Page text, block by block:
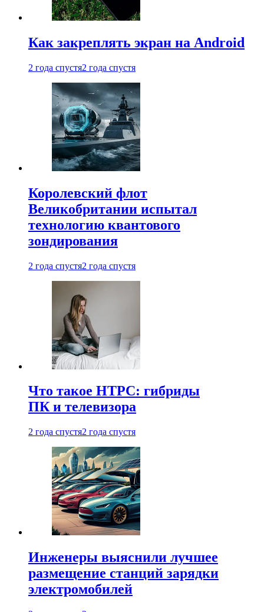
Как закреплять экран на Android
2 года спустя2 года спустя
Королевский флот
Великобритании испытал
технологию квантового
зондирования
2 года спустя2 года спустя
Что такое HTPC: гибриды
ПК и телевизора
2 года спустя2 года спустя
Инженеры выяснили лучшее
размещение станций зарядки
электромобилей